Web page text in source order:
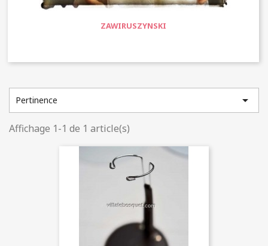
ZAWIRUSZYNSKI
Pertinence 
Affichage 1-1 de 1 article(s)